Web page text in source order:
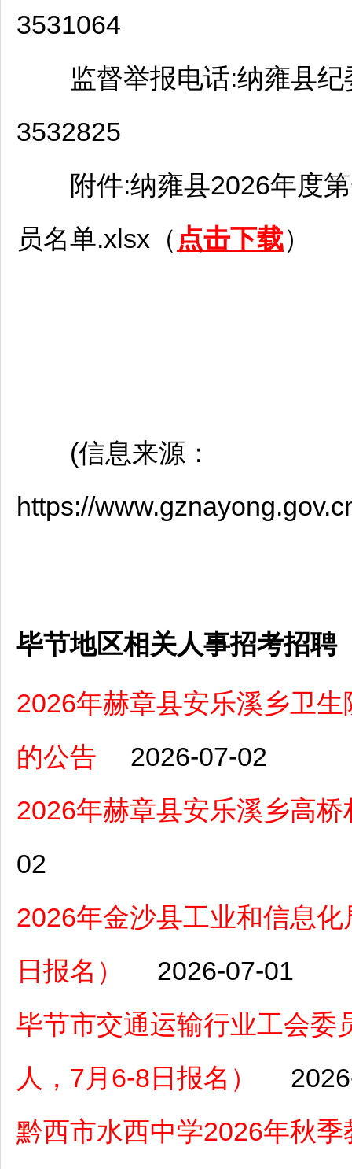
3531064
监督举报电话:纳雍县纪
3532825
附件:纳雍县2026年度
员名单.xlsx（ 点击下载）
(信息来源：
https://
毕节地区相关人事招考招聘
2026年赫章县安乐溪乡卫
的公告
2026-07-02
2026年赫章县安乐溪乡高
02
2026年金沙县工业和信息
日报名）
2026-07-01
毕节市交通运输行业工会委
人，7月6-8日报名）
黔西市水西中学2026年秋